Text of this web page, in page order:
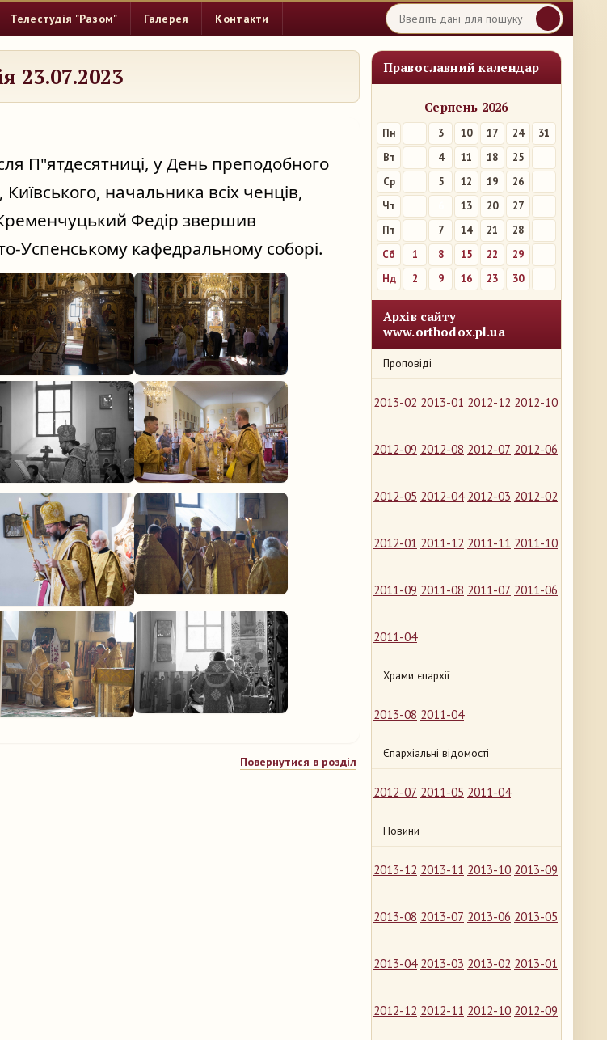
Телестудія "Разом" Галерея Контакти
Православний календар
Серпень 2026
Пн 3 10 17 24
31
Вт
4 11 18
25
Ср
5 12 19
26
Чт
13 20
27
Пт
7 14 21
28
Сб
1 8 15 22
29
Нд
2 9 16 23 30
Архів сайту
www.orthodox.pl.ua
Проповіді
2013-02 2013-01 2012-12 2012-10
2012-09 2012-08 2012-07 2012-06
2012-05 2012-04 2012-03 2012-02
2012-01 2011-12 2011-11 2011-10
2011-09 2011-08 2011-07 2011-06
2011-04
Храми єпархії
2013-08 2011-04
Єпархіальні відомості
2012-07 2011-05 2011-04
Новини
2013-12 2013-11 2013-10 2013-09
2013-08 2013-07 2013-06 2013-05
2013-04 2013-03 2013-02 2013-01
2012-12 2012-11 2012-10 2012-09
23.07.2023
П"ятдесятниці, у День преподобного
начальника всіх ченців,
Федір звершив
Успенському кафедральному соборі.
Повернутися в розділ